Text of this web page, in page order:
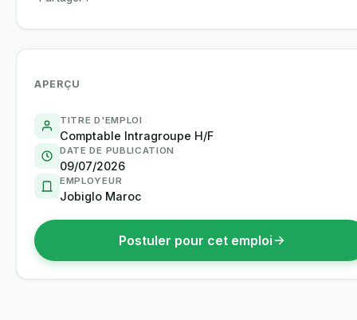
APERÇU
TITRE D'EMPLOI
Comptable Intragroupe H/F
DATE DE PUBLICATION
09/07/2026
EMPLOYEUR
Jobiglo Maroc
Postuler pour cet emploi